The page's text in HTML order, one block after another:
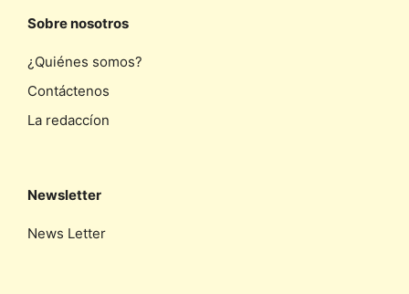
Sobre nosotros
¿Quiénes somos?
Contáctenos
La redaccíon
Newsletter
News Letter